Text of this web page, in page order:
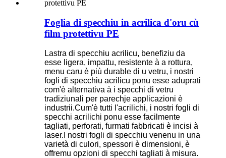
Foglia di specchiu in acrilica d'oru cù
film protettivu PE
Lastra di specchiu acrilicu, benefiziu da
esse ligera, impattu, resistente à a rottura,
menu caru è più durable di u vetru, i nostri
fogli di specchiu acrilicu ponu esse aduprati
com'è alternativa à i specchi di vetru
tradiziunali per parechje applicazioni è
industrii.Cum'è tutti l'acrilichi, i nostri fogli di
specchi acrilichi ponu esse facilmente
tagliati, perforati, furmati fabbricati è incisi à
laser.I nostri fogli di specchiu venenu in una
varietà di culori, spessori è dimensioni, è
offremu opzioni di specchi tagliati à misura.